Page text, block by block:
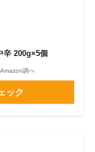
辛 200g×5個
調べ
ック